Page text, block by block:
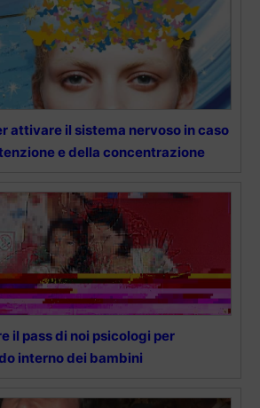
attivare il sistema nervoso in caso
e della concentrazione
il pass di noi psicologi per
interno dei bambini